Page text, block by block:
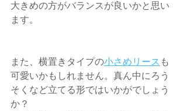
大きめの方がバランスが良いかと思い
ます。
また、横置きタイプの小さめリースも
可愛いかもしれません。真ん中にろう
そくなど立てる形ではいかがでしょう
か？